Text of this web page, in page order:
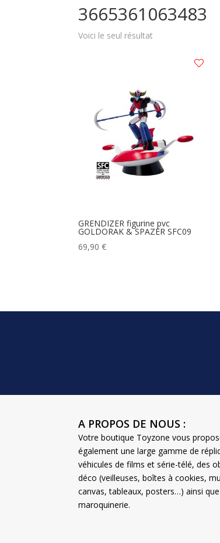
3665361063483
Voici le seul résultat
GRENDIZER figurine pvc
GOLDORAK & SPAZER SFC09
69,90€
A PROPOS DE NOUS :
Votre boutique Toyzone vous
également une large gamme de
véhicules de films et série-télé, des
déco (veilleuses, boîtes à cookies,
canvas, tableaux, posters…) ainsi
maroquinerie.